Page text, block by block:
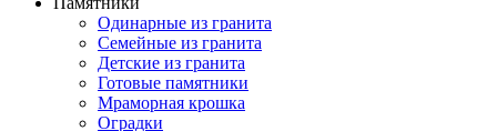
Одинарные из гранита
Семейные из гранита
Детские из гранита
Готовые памятники
Мраморная крошка
Оградки